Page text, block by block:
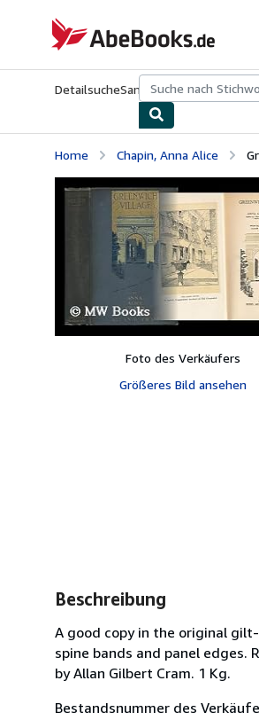
AbeBooks.de
DetailsucheSammlungen
Home Chapin, Anna Alice
Foto des Verkäufers
Größeres Bild ansehen
Beschreibung
A good copy in the original
spine bands and panel
by Allan Gilbert Cram. 1 Kg.
Bestandsnummer des